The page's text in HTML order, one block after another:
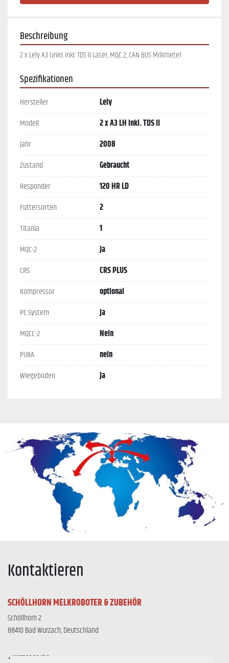
Beschreibung
2 x Lely A3 Links inkl. TDS II Laser, MQC 2, CAN BUS Milkmeter
Spezifikationen
Hersteller
Lely
Modell
2 x A3 LH inkl. TDS II
Jahr
2008
Zustand
Gebraucht
Responder
120 HR LD
Futtersorten
2
Titania
1
MQC-2
Ja
CRS
CRS PLUS
Kompressor
optional
PC System
Ja
MQCC-2
Nein
PURA
nein
Wiegeboden
Ja
Kontaktieren
SCHÖLLHORN MELKROBOTER & ZUBEHÖR
Schöllhorn 2
88410 Bad Wurzach, Deutschland
+491732889458